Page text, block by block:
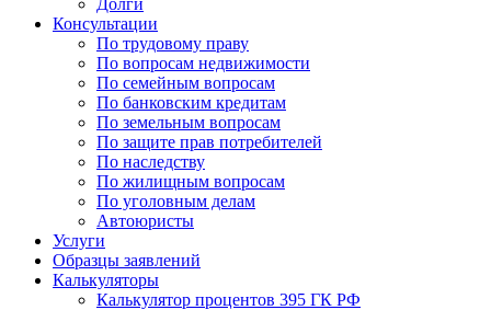
Долги
Консультации
По трудовому праву
По вопросам недвижимости
По семейным вопросам
По банковским кредитам
По земельным вопросам
По защите прав потребителей
По наследству
По жилищным вопросам
По уголовным делам
Автоюристы
Услуги
Образцы заявлений
Калькуляторы
Калькулятор процентов 395 ГК РФ